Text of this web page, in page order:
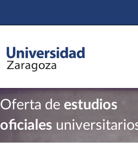
Oferta de estudios
oficiales